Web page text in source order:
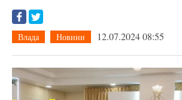
Влада Новини 12.07.2024 08:55